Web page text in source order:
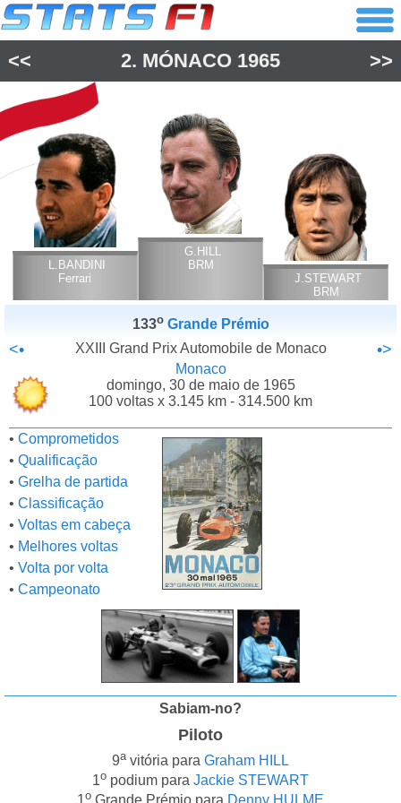
<< 2. MÓNACO 1965 >>
L.BANDINI
Ferrari
G.HILL
BRM
J.STEWART
BRM
133o Grande Prémio
<• XXIII Grand Prix Automobile de Monaco •>
Monaco
domingo, 30 de maio de 1965
100 voltas x 3.145 km - 314.500 km
• Comprometidos
• Qualificação
• Grelha de partida
• Classificação
• Voltas em cabeça
• Melhores voltas
• Volta por volta
• Campeonato
Sabiam-no?
Piloto
9avitória para Graham HILL
1o podium para Jackie STEWART
o